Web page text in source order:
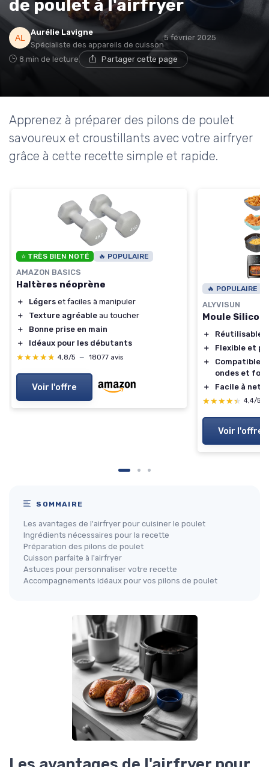
de poulet à l'airfryer
Aurélie Lavigne
Spécialiste des appareils de cuisson
5 février 2025
8 min de lecture Partager cette page
Apprenez à préparer des pilons de poulet
savoureux et croustillants avec votre airfryer
grâce à cette recette simple et rapide.
⭐ TRÈS BIEN NOTÉ 🔥 POPULAIRE
AMAZON BASICS
Haltères néoprène
＋ Légers et faciles à manipuler
＋
Texture agréable au toucher
＋
Bonne prise en main
＋
Idéaux pour les débutants
★★★★★
★★★★★ 4,8/5 — 18077 avis
Voir l'offre
🔥 POPULAIRE
ALYVISUN
Moule
＋
Réutilisable
＋
Flexible et
＋
Compatible
ondes et four
＋
Facile à
★★★★★
★★★★★ 4,4/5
Voir l'offre
SOMMAIRE
Les avantages de l'airfryer pour cuisiner le poulet
Ingrédients nécessaires pour la recette
Préparation des pilons de poulet
Cuisson parfaite à l'airfryer
Astuces pour personnaliser votre recette
Accompagnements idéaux pour vos pilons de poulet
* En m'inscrivant, j'accepte de recevoir la newsletter
d'Appareils Ménagers et les offres de ses partenaires.
Non merci, peut-être plus tard